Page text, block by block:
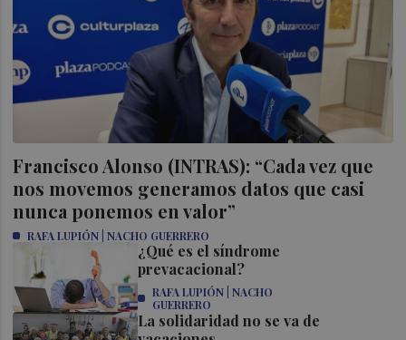
Francisco Alonso (INTRAS): “Cada vez que
nos movemos generamos datos que casi
nunca ponemos en valor”
RAFA LUPIÓN | NACHO GUERRERO
¿Qué es el síndrome
prevacacional?
RAFA LUPIÓN | NACHO
GUERRERO
La solidaridad no se va de